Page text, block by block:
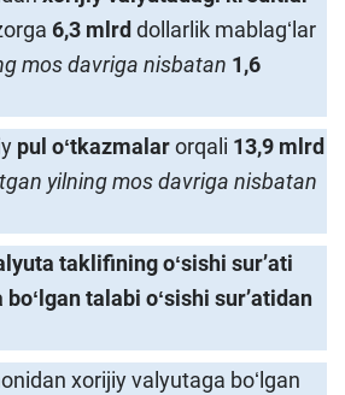
6,3 mlrd dollarlik mablagʻlar
mos davriga nisbatan 1,6
pul oʻtkazmalarorqali 13,9 mlrd
yilning mos davriga nisbatan
taklifining oʻsishi surʼati
talabi oʻsishi surʼatidan
xorijiy valyutaga boʻlgan